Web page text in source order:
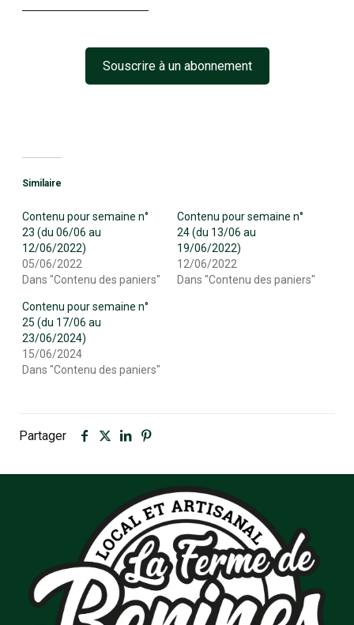
Souscrire à un abonnement
Similaire
Contenu pour semaine n°
23 (du 06/06 au
12/06/2022)
05/06/2022
Dans "Contenu des paniers"
Contenu pour semaine n°
24 (du 13/06 au
19/06/2022)
12/06/2022
Dans "Contenu des paniers"
Contenu pour semaine n°
25 (du 17/06 au
23/06/2024)
15/06/2024
Dans "Contenu des paniers"
Partager